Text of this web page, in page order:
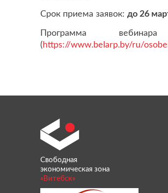
Срок приема заявок: до 26
Программа
( https://www.belarp.by/ru/
Свободная
экономическая зона
«Витебск»